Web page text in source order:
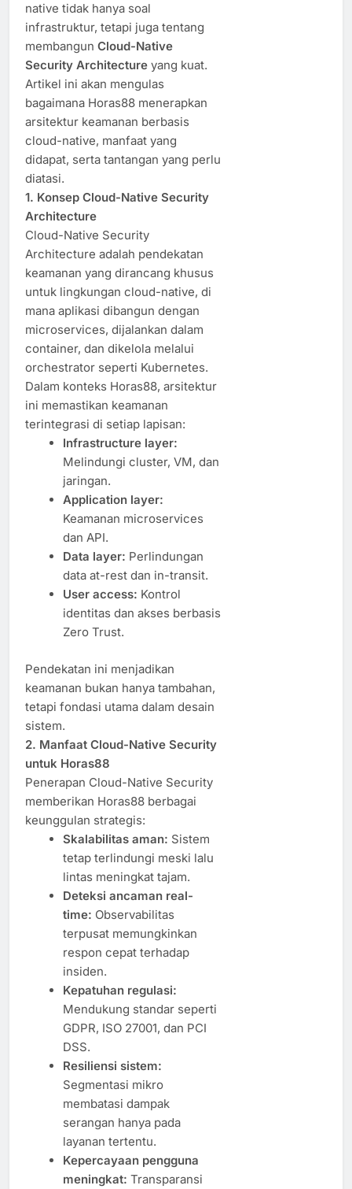
native tidak hanya soal
infrastruktur, tetapi juga tentang
membangun Cloud-Native
Security Architecture yang kuat.
Artikel ini akan mengulas
bagaimana Horas88 menerapkan
arsitektur keamanan berbasis
cloud-native, manfaat yang
didapat, serta tantangan yang perlu
diatasi.
1. Konsep Cloud-Native Security
Architecture
Cloud-Native Security
Architecture adalah pendekatan
keamanan yang dirancang khusus
untuk lingkungan cloud-native, di
mana aplikasi dibangun dengan
microservices, dijalankan dalam
container, dan dikelola melalui
orchestrator seperti Kubernetes.
Dalam konteks Horas88, arsitektur
ini memastikan keamanan
terintegrasi di setiap lapisan:
Infrastructure layer:
Melindungi cluster, VM, dan
jaringan.
Application layer:
Keamanan microservices
dan API.
Data layer: Perlindungan
data at-rest dan in-transit.
User access: Kontrol
identitas dan akses berbasis
Zero Trust.
Pendekatan ini menjadikan
keamanan bukan hanya tambahan,
tetapi fondasi utama dalam desain
sistem.
2. Manfaat Cloud-Native Security
untuk Horas88
Penerapan Cloud-Native Security
memberikan Horas88 berbagai
keunggulan strategis:
Skalabilitas aman: Sistem
tetap terlindungi meski lalu
lintas meningkat tajam.
Deteksi ancaman real-
time: Observabilitas
terpusat memungkinkan
respon cepat terhadap
insiden.
Kepatuhan regulasi:
Mendukung standar seperti
GDPR, ISO 27001, dan PCI
DSS.
Resiliensi sistem:
Segmentasi mikro
membatasi dampak
serangan hanya pada
layanan tertentu.
Kepercayaan pengguna
meningkat: Transparansi